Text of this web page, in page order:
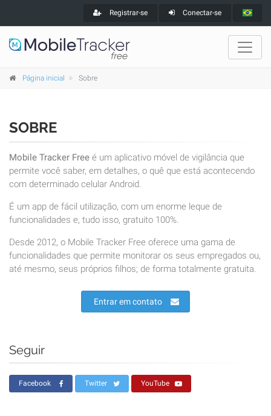
Registrar-se Conectar-se
Página inicial Sobre
SOBRE
Mobile Tracker Free é um aplicativo móvel de vigilância que
permite você saber, em detalhes, o quê que está acontecendo
com determinado celular Android.
É um app de fácil utilização, com um enorme leque de
funcionalidades e, tudo isso, gratuito 100%.
Desde 2012, o Mobile Tracker Free oferece uma gama de
funcionalidades que permite monitorar os seus empregados ou,
até mesmo, seus próprios filhos; de forma totalmente gratuita.
Entrar em contato
Seguir
Facebook Twitter YouTube